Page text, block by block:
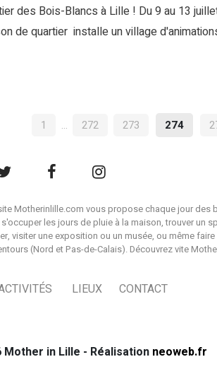
des Bois-Blancs à Lille ! Du 9 au 13
de quartier installe un village
NAVIGATION
ARTICLES
1 … 272 273 274
Motherinlille.com vous propose chaque jour des
les jours de pluie à la maison, trouver un
visiter une exposition ou un musée, ou même
(Nord et Pas-de-Calais). Découvrez vite
LIEUX CONTACT
in Lille - Réalisation neoweb.fr